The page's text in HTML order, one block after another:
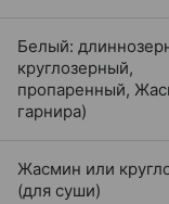
Белый:
круглозерный,
пропаренный,
гарнира)
Жасмин или
(для суши)